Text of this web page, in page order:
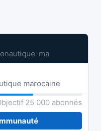
ma
marocaine
25 000 abonnés